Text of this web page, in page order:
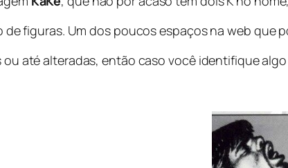
figuras. Um dos poucos espaços na web que
até alteradas, então caso você identifique